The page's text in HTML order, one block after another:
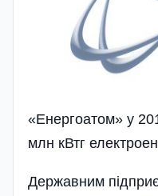
«Енергоатом» у
млн кВтг
Державним